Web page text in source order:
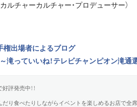
カルチャーカルチャー・プロデューサー）
権出場者によるブログ
滝っていいね！テレビチャンピオン滝通
評発売中！！
だり食べたりしながらイベントを楽しめるお店で全席